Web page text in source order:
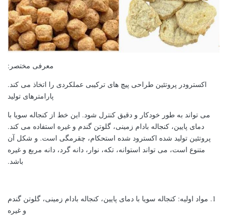
معرفی مختصر:
اکسترودر پروتئین طراحی پیچ های ترکیبی عملکردی را اتخاذ می کند.
پارامترهای تولید
می تواند به طور خودکار و دقیق کنترل شود. این خط از کنجاله سویا با
دمای پایین، کنجاله بادام زمینی، گلوتن گندم و غیره استفاده می کند.
پروتئین تولید شده اکسترود شده استحکام، چقرمگی است. و شکل آن
متنوع است، می تواند استوانه، تکه، نوار، دانه گرد، دانه مربع و غیره
باشد.
1. مواد اولیه: کنجاله سویا با دمای پایین، کنجاله بادام زمینی، گلوتن گندم
و غیره